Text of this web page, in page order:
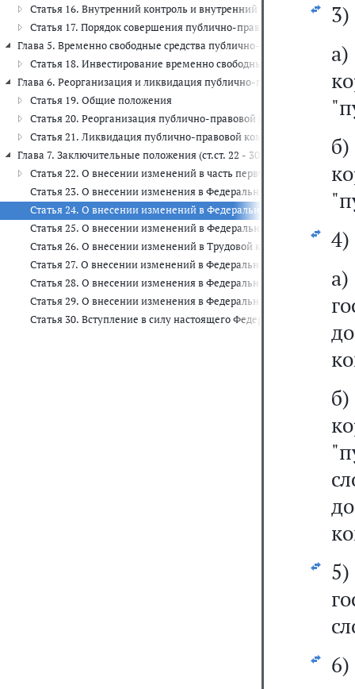
Статья 16. Внутренний контроль и внутренний аудит публично-
Статья 17. Порядок совершения публично-правовой компанией
Глава 5. Временно свободные средства публично-правовой
Статья 18. Инвестирование временно свободных средств
Глава 6. Реорганизация и ликвидация публично-правовой компании
Статья 19. Общие положения
Статья 20. Реорганизация публично-правовой компании
Статья 21. Ликвидация публично-правовой компании
Глава 7. Заключительные положения (ст.ст. 22 - 30)
Статья 22. О внесении изменений в часть первую Гражданского
Статья 23. О внесении изменения в Федеральный закон "О
Статья 24. О внесении изменений в Федеральный закон "О
Статья 25. О внесении изменений в Федеральный закон "Об
Статья 26. О внесении изменений в Трудовой кодекс Российской
Статья 27. О внесении изменений в Федеральный закон "О
Статья 28. О внесении изменения в Федеральный закон "О
Статья 29. О внесении изменения в Федеральный закон "О
Статья 30. Вступление в силу настоящего Федерального закона